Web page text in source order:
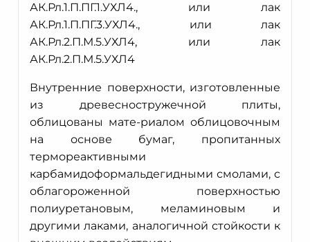
АК.Рл.1.П.ПГ.1.УХЛ4., или лак
АК.Рл.1.П.ПГ.3.УХЛ4., или лак
АК.Рл.2.П.М.5.УХЛ4, или лак
АК.Рл.2.П.М.5.УХЛ4
Внутренние поверхности, изготовленные
из древесностружечной плиты,
облицованы мате-риалом облицовочным
на основе бумаг, пропитанных
термореактивными
карбамидоформальдегидными смолами, с
облагороженной поверхностью
полиуретановым, меламиновым и
другими лаками, аналогичной стойкости к